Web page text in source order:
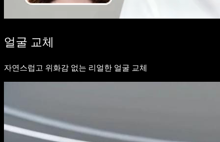
얼굴 교체
자연스럽고 위화감 없는 리얼한 얼굴 교체